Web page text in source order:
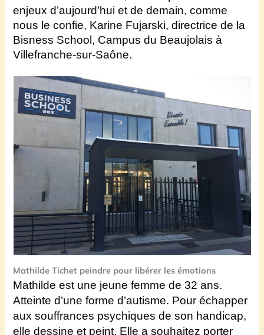
enjeux d’aujourd’hui et de demain,comme
nous le confie, Karine Fujarski, directrice de la
Bisness School, Campus du Beaujolais à
Villefranche-sur-Saône.
Mathilde Tichet peindre pour libérer les émotions
Mathildeest une jeune femme de 32 ans.
Atteinte d’une forme d’autisme. Pour échapper
aux souffrances psychiques de son handicap,
elle dessine et peint. Elle a souhaitez porter